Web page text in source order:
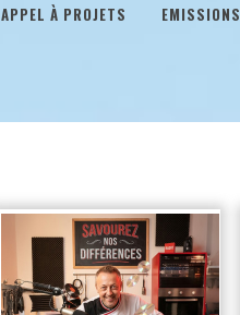
APPEL À PROJETS EMISSIONS